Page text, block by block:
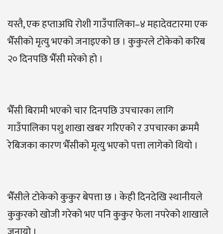
यस्तै, एक हप्ताअघि रोशी गाउँपालिका–४ महादेवटारमा एक
भैँसीको मृत्यु भएको जनाइएको छ । कुकुरले टोकेको करिब
२० दिनपछि भैँसी मरेको हो ।
भैँसी बिरामी भएको चार दिनपछि उपचारका लागि
गाउँपालिका पशु शाखा खबर गरिएको र उपचारका क्रममै
रेबिजका कारण भैँसीको मृत्यु भएको पत्ता लागेको थियो ।
भैँसीले टोकेको कुकुर बेपत्ता छ । केही दिनदेखि स्थानीयले
कुकुरको खोजी गरेको भए पनि कुकुर फेला नपरेको शाखाले